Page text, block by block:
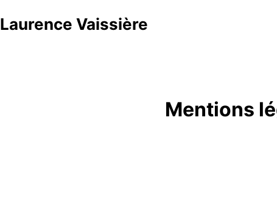
Laurence Vaissière
Mentions